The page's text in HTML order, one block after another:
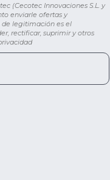
(Cecotec Innovaciones S.L. y
enviarle ofertas y
de legitimación es el
rectificar, suprimir y otros